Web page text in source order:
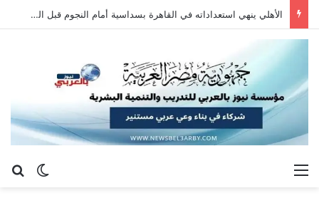
الأهلي ينهي استعداداته في القاهرة بسداسية أمام النجوم قبل السفر إلى إسبانيا
الوضع القائمة